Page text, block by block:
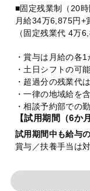
■固定残業制（20時
月給34万6,875円+
（固定残業代 4万
・賞与は月給の各
・土日シフトの可
・超過分の残業代
・一律の地域給を
・相談予約部での
【試用期間（6か
試用期間中も給与
賞与／扶養手当は